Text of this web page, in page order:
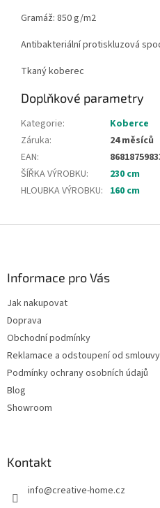
Gramáž: 850 g/m2
Antibakteriální protiskluzová
Tkaný koberec
Doplňkové parametry
Kategorie:
Koberce
Záruka:
24 měsíců
EAN:
ŠÍŘKA VÝROBKU:
230 cm
HLOUBKA VÝROBKU: 160 cm
Informace pro Vás
Jak nakupovat
Doprava
Obchodní podmínky
Reklamace a odstoupení od smlouvy
Podmínky ochrany osobních údajů
Blog
Showroom
Kontakt
info@creative-home.cz